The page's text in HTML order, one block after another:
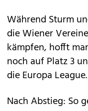
Während Sturm
die Wiener
kämpfen, hofft
noch auf Platz 3
die Europa League.
Nach Abstieg: So